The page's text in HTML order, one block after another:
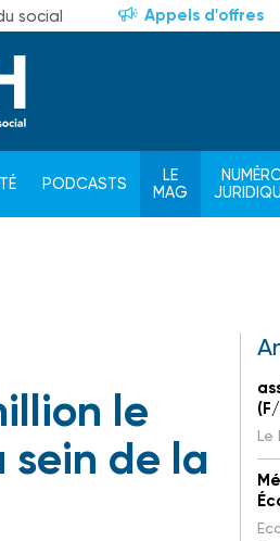
social Appels d'offres
PODCASTS
LE
MAG
le
sein de la
Le